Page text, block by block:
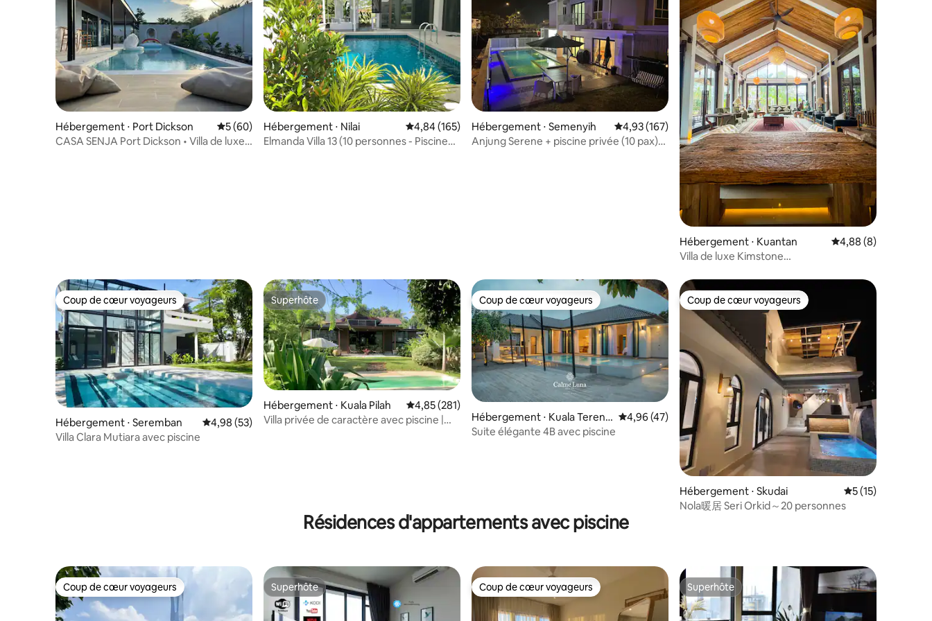
Hébergement ⋅ Port Dickson Évaluation moyenne sur la base de 60 commentaires : 5 sur 5
5 (60)
CASA SENJA Port Dickson • Villa de luxe
Hébergement ⋅ Nilai Évaluation moyenne sur la base de 165 commentaires : 4,84 sur 5
4,84 (165)
Elmanda Villa 13 (10 personnes - Piscine
Hébergement ⋅ Semenyih Évaluation moyenne sur la base de 167 commentaires : 4,93 sur 5
4,93 (167)
Anjung Serene + piscine privée (10 pax)
Hébergement ⋅ Kuantan Évaluation moyenne
4,88 (8)
Villa de luxe Kimstone
Coup de cœur voyageurs
Coup de cœur voyageurs
Hébergement ⋅ Seremban Évaluation moyenne sur la base de 53 commentaires : 4,98 sur 5
4,98 (53)
Villa Clara Mutiara avec piscine
Superhôte
Superhôte
Hébergement ⋅ Kuala Pilah Évaluation moyenne sur la base de 281 commentaires : 4,85 sur 5
4,85 (281)
Villa privée de caractère avec piscine |
Coup de cœur voyageurs
Coup de cœur voyageurs
Hébergement ⋅ Kuala Tereng
ganu
Évaluation moyenne sur la base de 47 commentaires : 4,96 sur 5
4,96 (47)
Suite élégante 4B avec piscine
Coup de cœur voyageurs
Coup de cœur voyageurs
Hébergement ⋅ Skudai Évaluation
5 (15)
Nola暖居 Seri Orkid～20 personnes
Résidences d'appartements avec piscine
Coup de cœur voyageurs
Coup de cœur voyageurs Superhôte
Superhôte Coup de cœur voyageurs
Coup de cœur voyageurs Superhôte
Superhôte